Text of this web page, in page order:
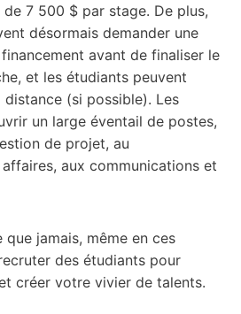
de 7 500 $ par stage. De plus,
désormais demander une
avant de finaliser le
et les étudiants peuvent
(si possible). Les
un large éventail de postes,
de projet, au
aux communications et
jamais, même en ces
des étudiants pour
créer votre vivier de talents.